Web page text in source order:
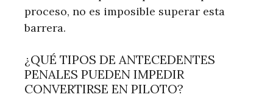
proceso, no es imposible superar esta
barrera.
¿QUÉ TIPOS DE ANTECEDENTES
PENALES PUEDEN IMPEDIR
CONVERTIRSE EN PILOTO?